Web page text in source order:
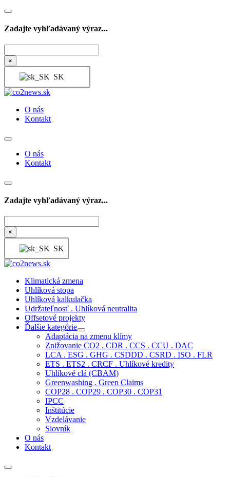
Zadajte vyhľadávaný výraz...
×
SK
O nás
Kontakt
O nás
Kontakt
Zadajte vyhľadávaný výraz...
×
SK
Klimatická zmena
Uhlíková stopa
Uhlíková kalkulačka
Udržateľnosť . Uhlíková neutralita
Offsetové projekty
Ďalšie kategórie
Adaptácia na zmenu klímy
Znižovanie CO2 . CDR . CCS . CCU . DAC
LCA . ESG . GHG . CSDDD . CSRD . ISO . FLR
ETS . ETS2 . CRCF . Uhlíkové kredity
Uhlíkové clá (CBAM)
Greenwashing . Green Claims
COP28 . COP29 . COP30 . COP31
IPCC
Inštitúcie
Vzdelávanie
Slovník
O nás
Kontakt